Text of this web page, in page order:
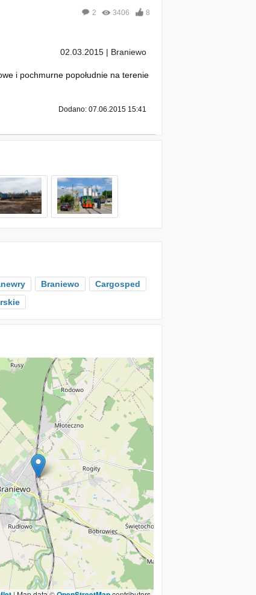
2 3406 8
02.03.2015 | Braniewo
i pochmurne popołudnie na terenie
Dodano: 07.06.2015 15:41
Braniewo
Cargosped